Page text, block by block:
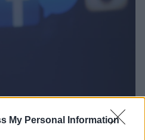
My Personal Information
whatsapp et Messenger